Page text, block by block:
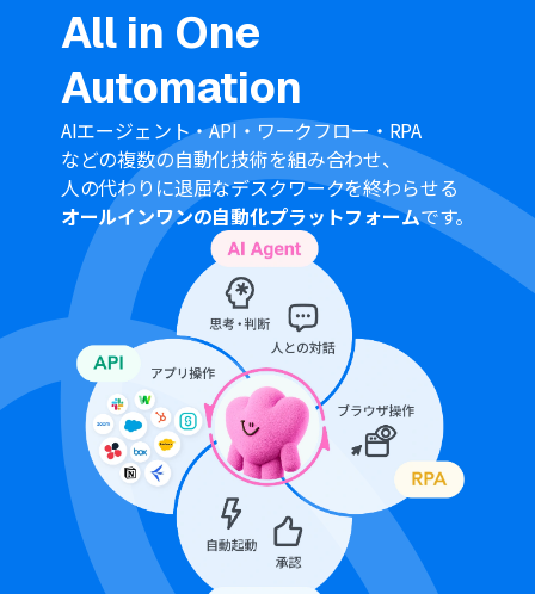
す
■注意事項
Notion、ChatGPTのそれぞれとYoomを連携してくださ
い
ChatGPT（OpenAI）のアクションを実行するには、
OpenAIのAPI有料プランの契約が必要です。（APIが使用
されたときに支払いができる状態）
ChatGPTのAPI利用はOpenAI社が有料で提供しており、
API疎通時のトークンにより従量課金される仕組みとなっ
ています。そのため、API使用時にお支払いが行える状況
でない場合エラーが発生しますのでご注意ください
All in One
Automation
AIエージェント・API・ワークフロー・RPA
などの複数の自動化技術を組み合わせ、
人の代わりに退屈なデスクワークを終わらせる
オールインワンの自動化プラットフォームです。